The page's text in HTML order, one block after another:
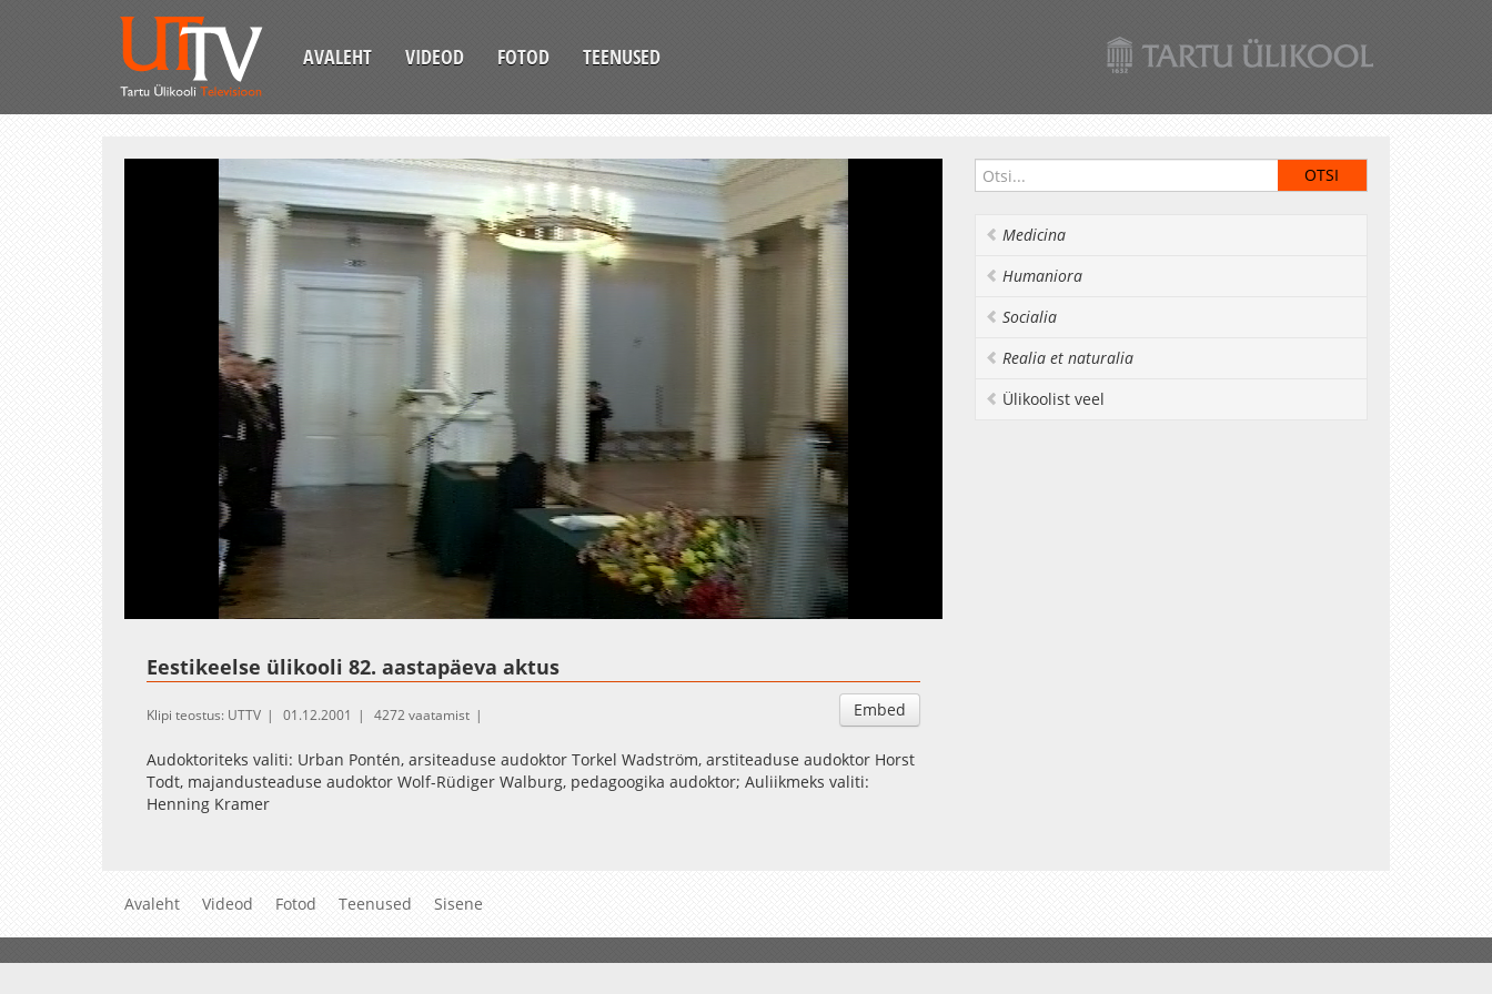
AVALEHT VIDEOD FOTOD TEENUSED
UnmuteLoaded
1.09%
Esituskiirused
Auto
Eestikeelse ülikooli 82. aastapäeva aktus
Embed
Klipi teostus: UTTV 01.12.2001 4272 vaatamist
Audoktoriteks valiti: Urban Pontén, arsiteaduse audoktor Torkel Wadström, arstiteaduse audoktor Horst
Todt, majandusteaduse audoktor Wolf-Rüdiger Walburg, pedagoogika audoktor; Auliikmeks valiti:
Henning Kramer
Medicina
Humaniora
Socialia
Realia et naturalia
Ülikoolist veel
Avaleht Videod Fotod Teenused Sisene